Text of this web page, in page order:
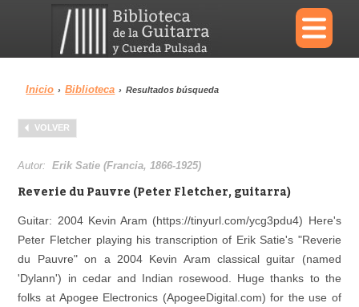
×
Menu
Biblioteca
Área personal Reproductor
Inicio › Biblioteca › Resultados búsqueda
VOLVER
Autor:Erik Satie (Francia, 1866-1925)
Reverie du Pauvre (Peter Fletcher, guitarra)
Guitar: 2004 Kevin Aram (https://tinyurl.com/ycg3pdu4) Here's
Peter Fletcher playing his transcription of Erik Satie's "Reverie
du Pauvre" on a 2004 Kevin Aram classical guitar (named
'Dylann') in cedar and Indian rosewood. Huge thanks to the
folks at Apogee Electronics (ApogeeDigital.com) for the use of